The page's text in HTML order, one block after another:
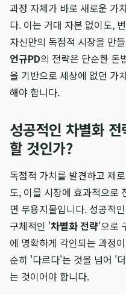
과정 자체가 바로 새로운 가
다. 이는 거대 자본 없이도,
자신만의 독점적 시장을 만
언규PD의 전략은 단순한 돈
을 기반으로 세상에 없던 가
해야 합니다.
성공적인 차별화
할 것인가?
독점적 가치를 발견하고 제
도, 이를 시장에 효과적으로
면 무용지물입니다. 성공적
구체적인 '차별화 전략'으로
에 명확하게 각인되는 과정
순히 '다르다'는 것을 넘어 '
는 것이어야 합니다.